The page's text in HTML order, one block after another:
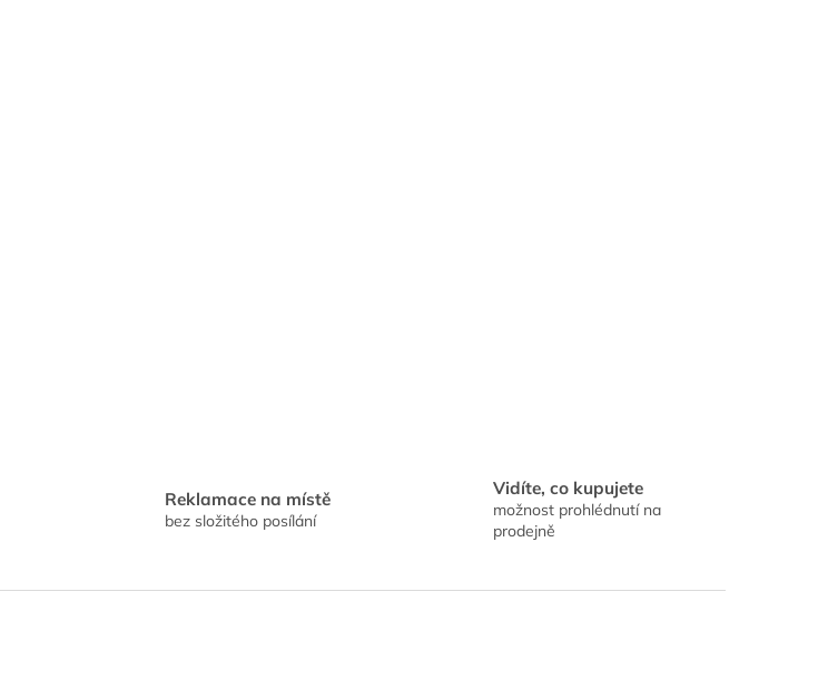
Reklamace na místě
bez složitého posílání
Vidíte, co kupujete
možnost prohlédnutí na
prodejně